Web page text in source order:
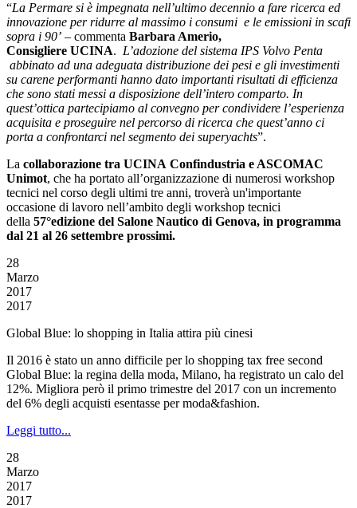
“La Permare si è impegnata nell’ultimo decennio a fare ricerca ed
innovazione per ridurre al massimo i consumi e le emissioni in scafi
sopra i 90’ – commenta Barbara Amerio,
Consigliere UCINA. L’adozione del sistema IPS Volvo Penta
abbinato ad una adeguata distribuzione dei pesi e gli investimenti
su carene performanti hanno dato importanti risultati di efficienza
che sono stati messi a disposizione dell’intero comparto. In
quest’ottica partecipiamo al convegno per condividere l’esperienza
acquisita e proseguire nel percorso di ricerca che quest’anno ci
porta a confrontarci nel segmento dei superyachts”.
La collaborazione tra UCINA Confindustria e ASCOMAC
Unimot, che ha portato all’organizzazione di numerosi workshop
tecnici nel corso degli ultimi tre anni, troverà un'importante
occasione di lavoro nell’ambito degli workshop tecnici
della 57°edizione del Salone Nautico di Genova, in programma
dal 21 al 26 settembre prossimi.
28
Marzo
2017
2017
Global Blue: lo shopping in Italia attira più cinesi
Il 2016 è stato un anno difficile per lo shopping tax free second
Global Blue: la regina della moda, Milano, ha registrato un calo del
12%. Migliora però il primo trimestre del 2017 con un incremento
del 6% degli acquisti esentasse per moda&fashion.
Leggi tutto...
28
Marzo
2017
2017